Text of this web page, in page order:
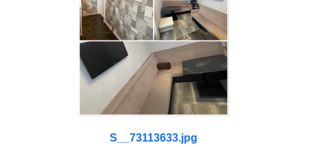
S__73113633.jpg